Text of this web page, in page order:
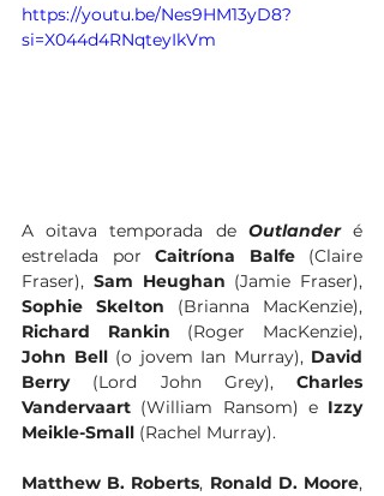
https://youtu.be/Nes9HM13yD8?
si=X044d4RNqteyIkVm
A oitava temporada de Outlander é
estrelada por Caitríona Balfe (Claire
Fraser), Sam Heughan
Sophie Skelton
Richard Rankin
John Bell (o jovem Ian Murray), David
Berry (Lord John Grey), Charles
Vandervaart (William Ransom) e Izzy
Meikle-Small (Rachel Murray).
Matthew B. Roberts, Ronald D. Moore